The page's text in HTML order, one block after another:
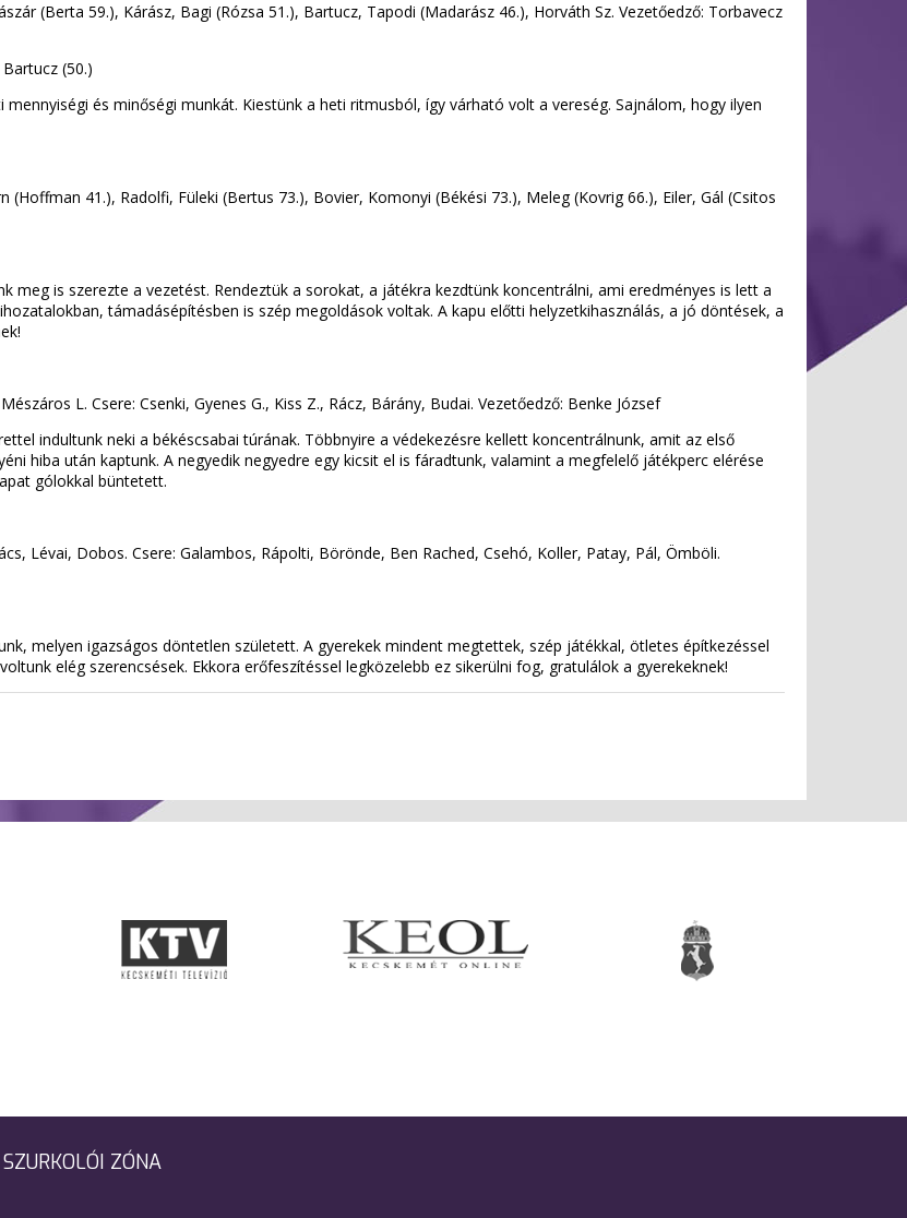
(Berta 59.), Kárász, Bagi (Rózsa 51.), Bartucz, Tapodi (Madarász 46.), Horváth Sz. Vezetőedző: Torbavecz
(50.)
és minőségi munkát. Kiestünk a heti ritmusból, így várható volt a vereség. Sajnálom, hogy ilyen
(Hoffman 41.), Radolfi, Füleki (Bertus 73.), Bovier, Komonyi (Békési 73.), Meleg (Kovrig 66.), Eiler, Gál (Csitos
meg is szerezte a vezetést. Rendeztük a sorokat, a játékra kezdtünk koncentrálni, ami eredményes is lett a
támadásépítésben is szép megoldások voltak. A kapu előtti helyzetkihasználás, a jó döntések, a
L. Csere: Csenki, Gyenes G., Kiss Z., Rácz, Bárány, Budai. Vezetőedző: Benke József
indultunk neki a békéscsabai túrának. Többnyire a védekezésre kellett koncentrálnunk, amit az első
hiba után kaptunk. A negyedik negyedre egy kicsit el is fáradtunk, valamint a megfelelő játékperc elérése
gólokkal büntetett.
Lévai, Dobos. Csere: Galambos, Rápolti, Börönde, Ben Rached, Csehó, Koller, Patay, Pál, Ömböli.
melyen igazságos döntetlen született. A gyerekek mindent megtettek, szép játékkal, ötletes építkezéssel
elég szerencsések. Ekkora erőfeszítéssel legközelebb ez sikerülni fog, gratulálok a gyerekeknek!
SZURKOLÓI ZÓNA